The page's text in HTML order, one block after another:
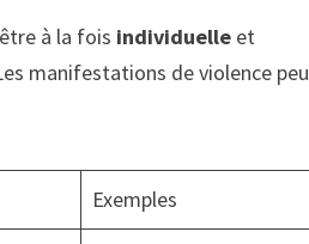
à la fois individuelle et
manifestations de violence
Exemples